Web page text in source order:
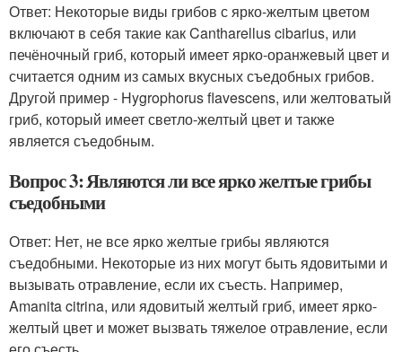
Ответ: Некоторые виды грибов с ярко-желтым цветом
включают в себя такие как Cantharellus cibarius, или
печёночный гриб, который имеет ярко-оранжевый цвет и
считается одним из самых вкусных съедобных грибов.
Другой пример - Hygrophorus flavescens, или желтоватый
гриб, который имеет светло-желтый цвет и также
является съедобным.
Вопрос 3: Являются ли все ярко желтые грибы
съедобными
Ответ: Нет, не все ярко желтые грибы являются
съедобными. Некоторые из них могут быть ядовитыми и
вызывать отравление, если их съесть. Например,
Amanita citrina, или ядовитый желтый гриб, имеет ярко-
желтый цвет и может вызвать тяжелое отравление, если